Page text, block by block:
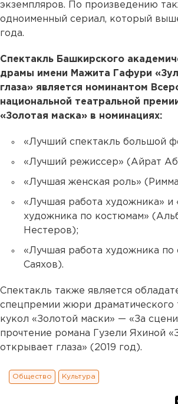
экземпляров. По произведению
одноименный сериал, который
года.
Спектакль Башкирского
драмы имени Мажита Гафури
глаза» является номинантом
национальной театральной
«Золотая маска» в номинациях:
«Лучший спектакль большой
«Лучший режиссер» (Айрат
«Лучшая женская роль»
«Лучшая работа художника» и
художника по костюмам»
Нестеров);
«Лучшая работа художника по
Саяхов).
Спектакль также является
спецпремии жюри драматического
кукол «Золотой маски» — «За
прочтение романа Гузели Яхиной
открывает глаза» (2019 год).
Общество Культура